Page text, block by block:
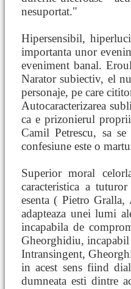
nesuportat."
Hipersensibil,
importanta unor
eveniment banal.
Narator subiectiv, el
personaje, pe care
Autocaracterizarea
ca e prizonierul
Camil Petrescu, sa
confesiune este o
Superior moral
caracteristica a
esenta ( Pietro
adapteaza unei lumi
incapabila de
Gheorghidiu, incapabil
Intransingent,
in acest sens fiind
dumneata esti dintre